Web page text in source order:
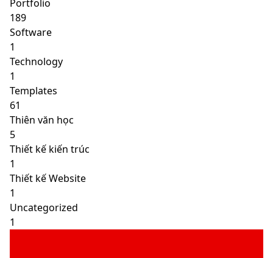
Portfolio
189
Software
1
Technology
1
Templates
61
Thiên văn học
5
Thiết kế kiến trúc
1
Thiết kế Website
1
Uncategorized
1